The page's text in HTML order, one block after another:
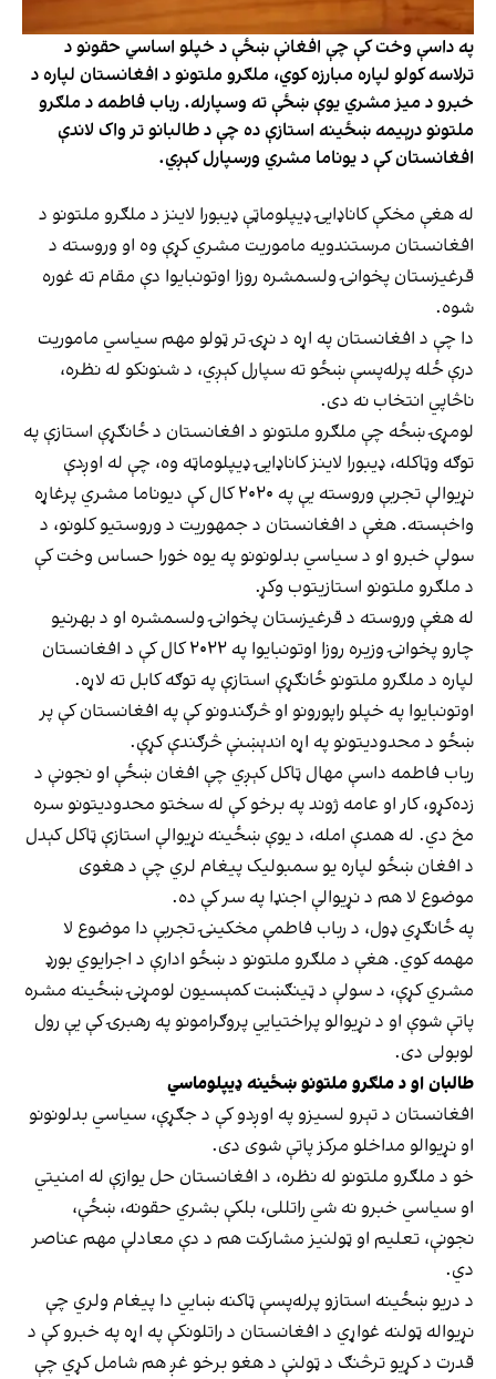
په داسې وخت کې چې افغانې ښځې د خپلو اساسي حقونو د
ترلاسه کولو لپاره مبارزه کوي، ملګرو ملتونو د افغانستان لپاره د
خبرو د میز مشري یوې ښځې ته وسپارله. رباب فاطمه د ملګرو
ملتونو درېیمه ښځینه استازې ده چې د طالبانو تر واک لاندې
افغانستان کې د یوناما مشري ورسپارل کېږي.
له هغې مخکې کاناډایۍ ډیپلوماټې ډیبورا لاینز د ملګرو ملتونو د
افغانستان مرستندویه ماموریت مشري کړې وه او وروسته د
قرغیزستان پخوانۍ ولسمشره روزا اوتونبایوا دې مقام ته غوره
شوه.
دا چې د افغانستان په اړه د نړۍ تر ټولو مهم سیاسي ماموریت
درې ځله پرله‌پسې ښځو ته سپارل کېږي، د شنونکو له نظره،
ناڅاپي انتخاب نه دی.
لومړۍ ښځه چې ملګرو ملتونو د افغانستان د ځانګړې استازې په
توګه وټاکله، ډیبورا لاینز کاناډایۍ ډیپلوماټه وه، چې له اوږدې
نړیوالې تجربې وروسته یې په ۲۰۲۰ کال کې دیوناما مشري پرغاړه
واخېسته. هغې د افغانستان د جمهوریت د وروستیو کلونو، د
سولې خبرو او د سیاسي بدلونونو په یوه خورا حساس وخت کې
د ملګرو ملتونو استازیتوب وکړ.
له هغې وروسته د قرغیزستان پخوانۍ ولسمشره او د بهرنیو
چارو پخوانۍ وزیره روزا اوتونبایوا په ۲۰۲۲ کال کې د افغانستان
لپاره د ملګرو ملتونو ځانګړې استازې په توګه کابل ته لاړه.
اوتونبایوا په خپلو راپورونو او څرګندونو کې په افغانستان کې پر
ښځو د محدودیتونو په اړه اندېښنې څرګندې کړې.
رباب فاطمه داسې مهال ټاکل کېږي چې افغان ښځې او نجونې د
زده‌کړو، کار او عامه ژوند په برخو کې له سختو محدودیتونو سره
مخ دي. له همدې امله، د یوې ښځینه نړیوالې استازې ټاکل کېدل
د افغان ښځو لپاره یو سمبولیک پیغام لري چې د هغوی
موضوع لا هم د نړیوالې اجنډا په سر کې ده.
په ځانګړي ډول، د رباب فاطمې مخکینۍ تجربې دا موضوع لا
مهمه کوي. هغې د ملګرو ملتونو د ښځو ادارې د اجرایوي بورډ
مشري کړې، د سولې د ټینګښت کمېسیون لومړنۍ ښځینه مشره
پاتې شوې او د نړیوالو پراختیايي پروګرامونو په رهبرۍ کې یې رول
لوبولی دی.
طالبان او د ملګرو ملتونو ښځینه ډیپلوماسي
افغانستان د تېرو لسیزو په اوږدو کې د جګړې، سیاسي بدلونونو
او نړیوالو مداخلو مرکز پاتې شوی دی.
خو د ملګرو ملتونو له نظره، د افغانستان حل یوازې له امنیتي
او سیاسي خبرو نه شي راتللی، بلکې بشري حقونه، ښځې،
نجونې، تعلیم او ټولنیز مشارکت هم د دې معادلې مهم عناصر
دي.
د دریو ښځینه استازو پرله‌پسې ټاکنه ښايي دا پیغام ولري چې
نړیواله ټولنه غواړي د افغانستان د راتلونکې په اړه په خبرو کې د
قدرت د کړیو ترڅنګ د ټولنې د هغو برخو غږ هم شامل کړي چې